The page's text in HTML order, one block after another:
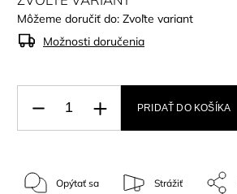
Môžeme doručiť do: Zvoľte variant
Možnosti doručenia
PRIDAŤ DO KOŠÍKA
Opýtať sa Strážiť